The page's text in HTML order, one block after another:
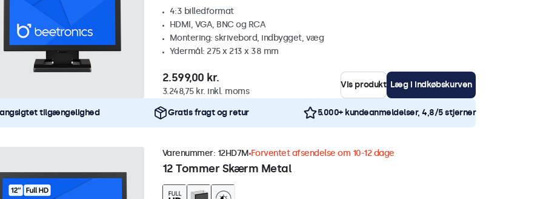
4:3 billedformat
HDMI, VGA, BNC og RCA
Montering: skrivebord, indbygget, væg
Ydermål: 275 x 213 x 38 mm
2.599,00 kr.
3.248,75 kr. inkl. moms
Vis produkt Læg i indkøbskurven
tilgængelighed Gratis fragt og retur 5.000+ kundeanmeldelser, 4,8/5 stjerner
12 Tommer Skærm Metal
Varenummer: 12HD7M Forventet afsendelse om 10-12 dage